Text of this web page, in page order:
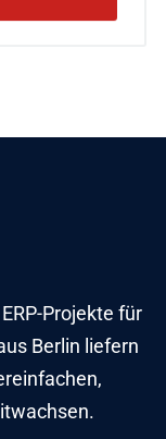
Projekte für
Berlin liefern